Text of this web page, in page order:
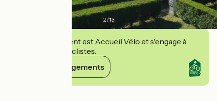
2/13
Cet établissement est Accueil Vélo et s'engage à
accueillir des cyclistes.
Voir ses engagements